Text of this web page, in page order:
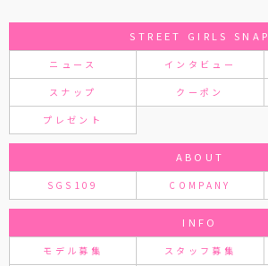
STREET GIRLS SNAP
ニュース インタビュー
スナップ クーポン
プレゼント
ABOUT
SGS109 COMPANY
INFO
モデル募集 スタッフ募集